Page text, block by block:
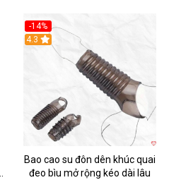
-14%
4.3
Bao cao su đôn dên khúc quai
đeo bìu mở rộng kéo dài lâu